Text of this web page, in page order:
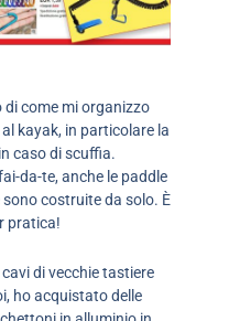
come mi organizzo
kayak, in particolare la
caso di scuffia.
da-te, anche le paddle
sono costruite da solo. È
pratica!
di vecchie tastiere
ho acquistato delle